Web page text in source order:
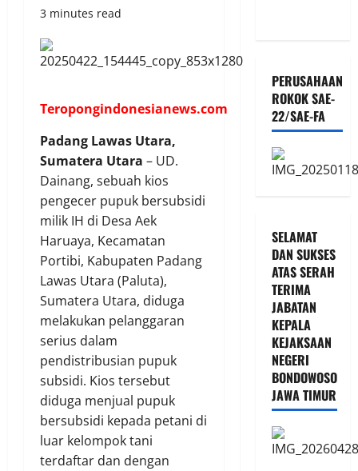
3 minutes read
Teropongindonesianews.com
Padang Lawas Utara,
Sumatera Utara – UD.
Dainang, sebuah kios
pengecer pupuk bersubsidi
milik IH di Desa Aek
Haruaya, Kecamatan
Portibi, Kabupaten Padang
Lawas Utara (Paluta),
Sumatera Utara, diduga
melakukan pelanggaran
serius dalam
pendistribusian pupuk
subsidi. Kios tersebut
diduga menjual pupuk
bersubsidi kepada petani di
luar kelompok tani
terdaftar dan dengan
PERUSAHAAN
ROKOK SAE-
22/SAE-FA
SELAMAT
DAN SUKSES
ATAS SERAH
TERIMA
JABATAN
KEPALA
KEJAKSAAN
NEGERI
BONDOWOSO
JAWA TIMUR